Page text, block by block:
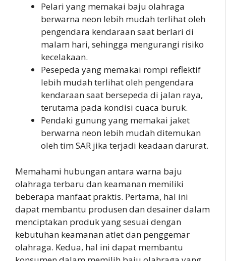
Pelari yang memakai baju olahraga
berwarna neon lebih mudah terlihat oleh
pengendara kendaraan saat berlari di
malam hari, sehingga mengurangi risiko
kecelakaan.
Pesepeda yang memakai rompi reflektif
lebih mudah terlihat oleh pengendara
kendaraan saat bersepeda di jalan raya,
terutama pada kondisi cuaca buruk.
Pendaki gunung yang memakai jaket
berwarna neon lebih mudah ditemukan
oleh tim SAR jika terjadi keadaan darurat.
Memahami hubungan antara warna baju
olahraga terbaru dan keamanan memiliki
beberapa manfaat praktis. Pertama, hal ini
dapat membantu produsen dan desainer dalam
menciptakan produk yang sesuai dengan
kebutuhan keamanan atlet dan penggemar
olahraga. Kedua, hal ini dapat membantu